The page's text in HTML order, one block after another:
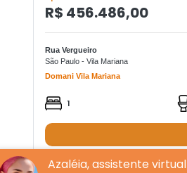
Azaléia, assistente virtual
R$ 456.486,00
Rua Vergueiro
São Paulo - Vila Mariana
Domani Vila Mariana
1